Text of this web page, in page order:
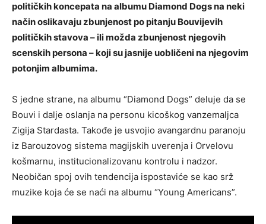
političkih koncepata na albumu Diamond Dogs na neki
način oslikavaju zbunjenost po pitanju Bouvijevih
političkih stavova – ili možda zbunjenost njegovih
scenskih persona – koji su jasnije uobličeni na njegovim
potonjim albumima.
S jedne strane, na albumu “Diamond Dogs” deluje da se
Bouvi i dalje oslanja na personu kicoškog vanzemaljca
Zigija Stardasta. Takođe je usvojio avangardnu paranoju
iz Barouzovog sistema magijskih uverenja i Orvelovu
košmarnu, institucionalizovanu kontrolu i nadzor.
Neobičan spoj ovih tendencija ispostaviće se kao srž
muzike koja će se naći na albumu “Young Americans”.